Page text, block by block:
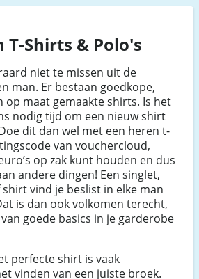
T-Shirts & Polo's
niet te missen uit de
man. Er bestaan goedkope,
op maat gemaakte shirts. Is het
nodig tijd om een nieuw shirt
dit dan wel met een heren t-
van vouchercloud,
op zak kunt houden en dus
andere dingen! Een singlet,
vind je beslist in elke man
is dan ook volkomen terecht,
goede basics in je garderobe
perfecte shirt is vaak
vinden van een juiste broek.